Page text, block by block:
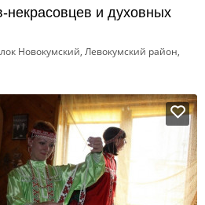
некрасовцев и духовных
Новокумский, Левокумский район,